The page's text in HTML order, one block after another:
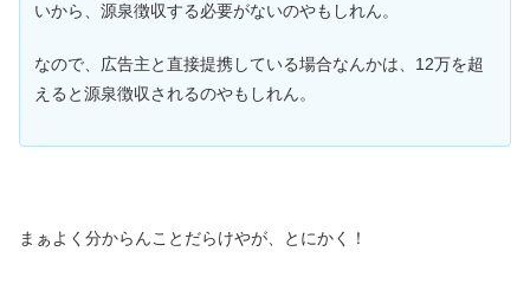
いから、源泉徴収する必要がないのやもしれん。
なので、広告主と直接提携している場合なんかは、12万を超
えると源泉徴収されるのやもしれん。
まぁよく分からんことだらけやが、とにかく！